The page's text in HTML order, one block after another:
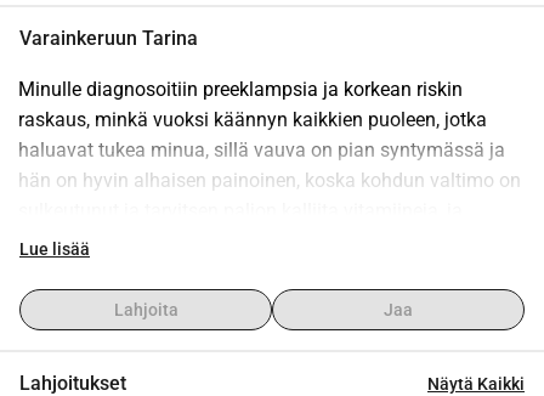
Varainkeruun Tarina
Minulle diagnosoitiin preeklampsia ja korkean riskin
raskaus, minkä vuoksi käännyn kaikkien puoleen, jotka
haluavat tukea minua, sillä vauva on pian syntymässä ja
hän on hyvin alhaisen painoinen, koska kohdun valtimo on
synnytys tulee olemaan kalliimpi.Olen kiitollinen kaikille,
tulla vahvana ja onnellisena tähän maailmaan.Kaikista
avustuksista olisin erittäin kiitollinen!
Lue lisää
Lahjoita Jaa
Lahjoitukset Näytä Kaikki